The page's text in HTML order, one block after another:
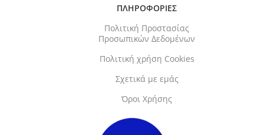
ΠΛΗΡΟΦΟΡΙΕΣ
Πολιτική Προστασίας
Προσωπικών Δεδομένων
Πολιτική χρήση Cookies
Σχετικά με εμάς
Όροι Χρήσης